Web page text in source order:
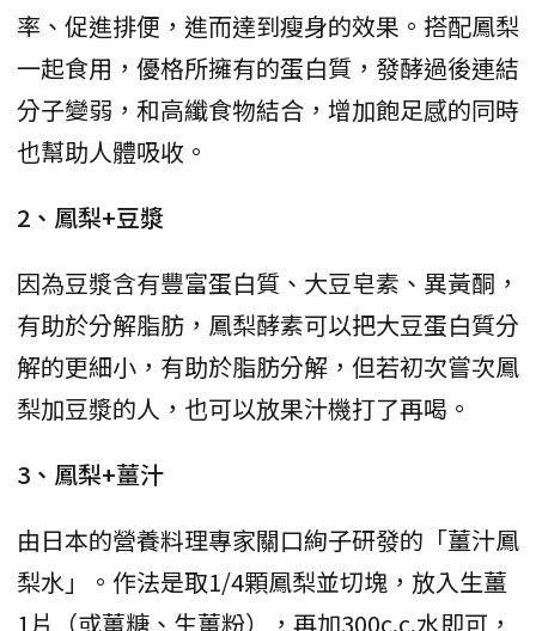
率、促進排便，進而達到瘦身的效果。搭配鳳梨
一起食用，優格所擁有的蛋白質，發酵過後連結
分子變弱，和高纖食物結合，增加飽足感的同時
也幫助人體吸收。
2、鳳梨+豆漿
因為豆漿含有豐富蛋白質、大豆皂素、異黃酮，
有助於分解脂肪，鳳梨酵素可以把大豆蛋白質分
解的更細小，有助於脂肪分解，但若初次嘗次鳳
梨加豆漿的人，也可以放果汁機打了再喝。
3、鳳梨+薑汁
由日本的營養料理專家關口絢子研發的「薑汁鳳
梨水」。作法是取1/4顆鳳梨並切塊，放入生薑
1片（或薑糖、生薑粉），再加300c.c.水即可，